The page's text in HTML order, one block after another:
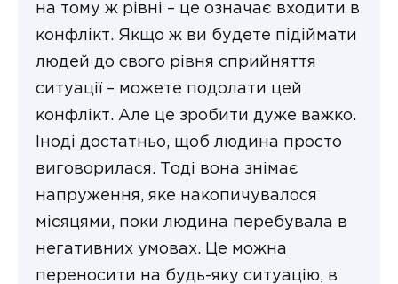
на тому ж рівні – це означає входити в
конфлікт. Якщо ж ви будете підіймати
людей до свого рівня сприйняття
ситуації – можете подолати цей
конфлікт. Але це зробити дуже важко.
Іноді достатньо, щоб людина просто
виговорилася. Тоді вона знімає
напруження, яке накопичувалося
місяцями, поки людина перебувала в
негативних умовах. Це можна
переносити на будь-яку ситуацію, в